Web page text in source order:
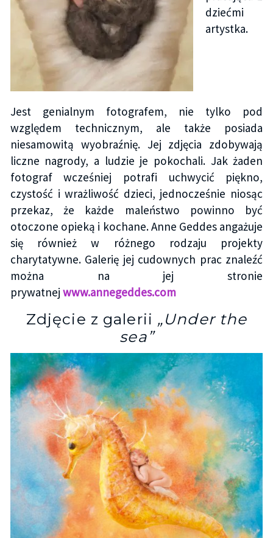
dziećmi
artystka.
Jest genialnym fotografem, nie tylko pod
względem technicznym, ale także posiada
niesamowitą wyobraźnię. Jej zdjęcia zdobywają
liczne nagrody, a ludzie je pokochali. Jak żaden
fotograf wcześniej potrafi uchwycić piękno,
czystość i wrażliwość dzieci, jednocześnie niosąc
przekaz, że każde maleństwo powinno być
otoczone opieką i kochane. Anne Geddes angażuje
się również w różnego rodzaju projekty
charytatywne. Galerię jej cudownych prac znaleźć
można na jej stronie
prywatnej www.annegeddes.com
Zdjęcie z galerii „Under the
sea”